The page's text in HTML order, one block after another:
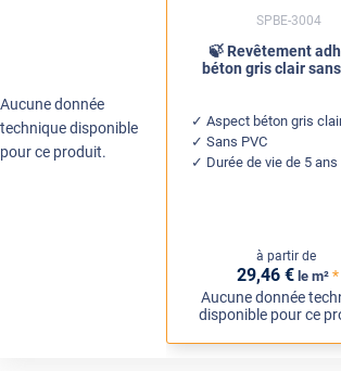
Aucune donnée
technique disponible
pour ce produit.
🍃 Revêtement
béton gris clair
Aspect béton gris
Sans PVC
Durée de vie de 5 ans
à partir de
29,46 € le m² *
Aucune donnée
disponible pour ce
SPBE-3004